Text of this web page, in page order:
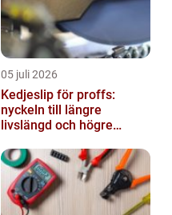
05 juli 2026
Kedjeslip för proffs:
nyckeln till längre
livslängd och högre